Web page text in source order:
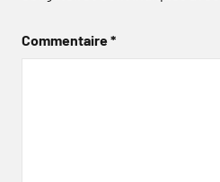
Commentaire*